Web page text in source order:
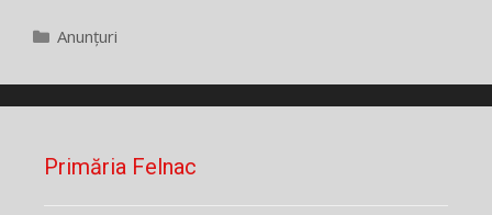
Categorii
Anunțuri
Primăria Felnac